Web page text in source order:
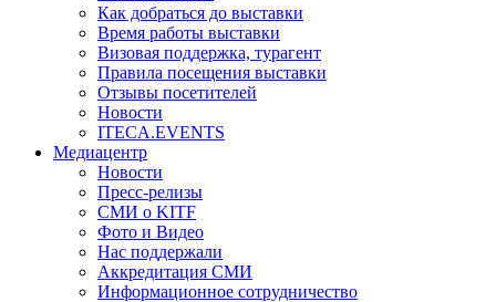
Как добраться до выставки
Время работы выставки
Визовая поддержка, турагент
Правила посещения выставки
Отзывы посетителей
Новости
ITECA.EVENTS
Медиацентр
Новости
Пресс-релизы
СМИ о KITF
Фото и Видео
Нас поддержали
Аккредитация СМИ
Информационное сотрудничество